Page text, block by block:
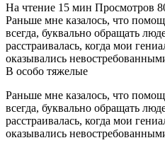
На чтение 15 мин Просмотров
Раньше мне казалось, что
всегда, буквально обращать
расстраивалась, когда мои
оказывались
В особо тяжелые
Раньше мне казалось, что
всегда, буквально обращать
расстраивалась, когда мои
оказывались